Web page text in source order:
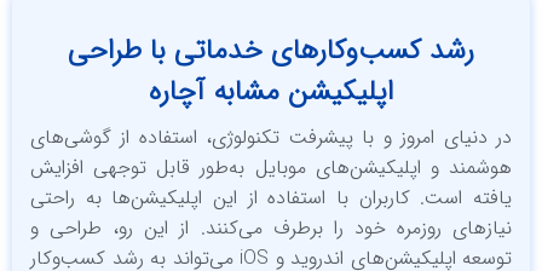
رشد کسب‌وکارهای خدماتی با طراحی
اپلیکیشن مشابه آچاره
امروز و با پیشرفت تکنولوژی، استفاده از گوشی‌های
و اپلیکیشن‌های موبایل به‌طور قابل توجهی افزایش
است. کاربران با استفاده از این اپلیکیشن‌ها به راحتی
روزمره خود را برطرف می‌کنند. از این رو، طراحی و
توسعه اپلیکیشن‌های اندروید و iOS می‌تواند به رشد کسب‌وکار